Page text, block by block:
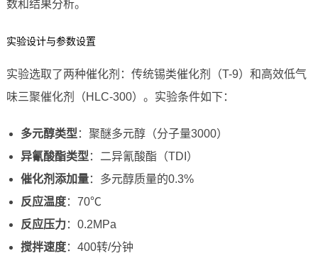
数和结果分析。
实验设计与参数设置
实验选取了两种催化剂：传统锡类催化剂（T-9）和高效低气
味三聚催化剂（HLC-300）。实验条件如下：
多元醇类型 ：聚醚多元醇（分子量3000）
异氰酸酯类型 ：二异氰酸酯（TDI）
催化剂添加量：多元醇质量的0.3%
反应温度：70℃
反应压力：0.2MPa
搅拌速度：400转/分钟